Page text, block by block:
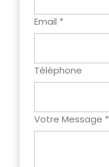
Email *
Téléphone
Votre Message *